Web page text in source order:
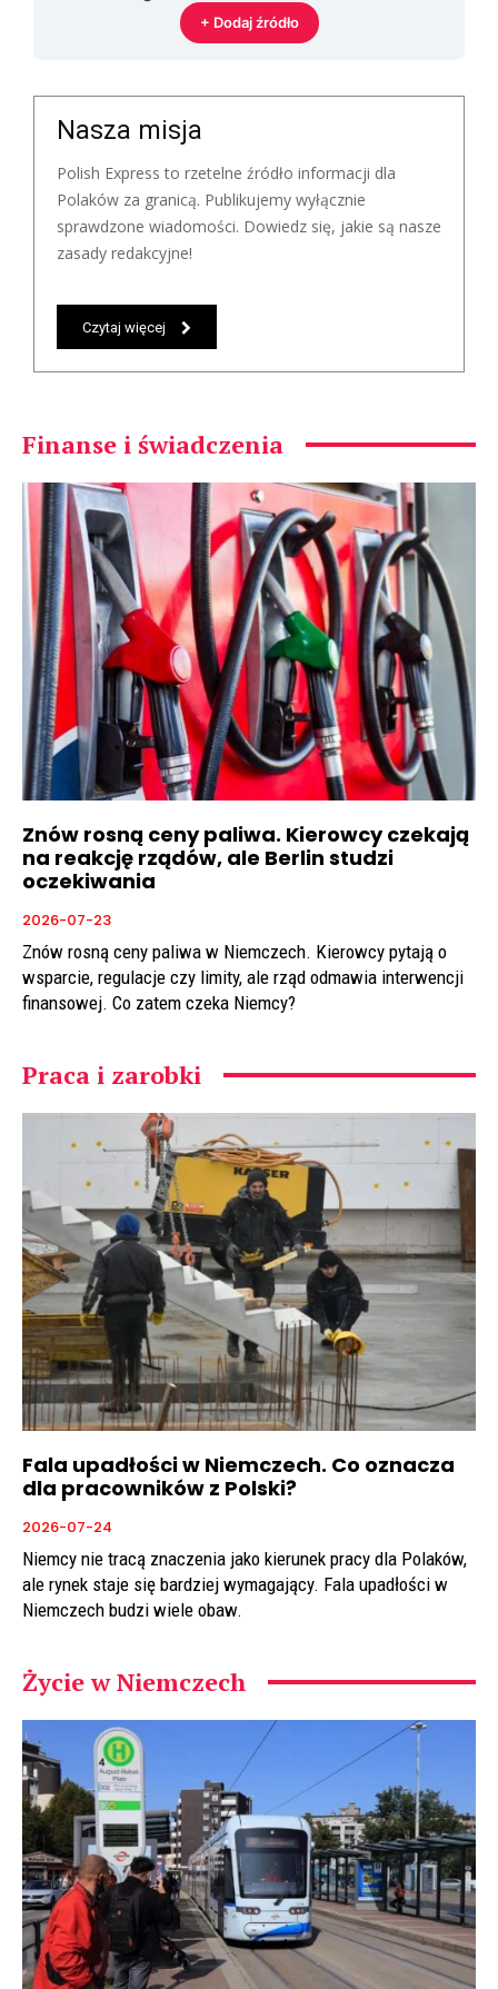
+ Dodaj źródło
Nasza misja
Polish Express to rzetelne źródło informacji dla
Polaków za granicą. Publikujemy wyłącznie
sprawdzone wiadomości. Dowiedz się, jakie są nasze
zasady redakcyjne!
Czytaj więcej
Finanse i świadczenia
Znów rosną ceny paliwa. Kierowcy czekają
na reakcję rządów, ale Berlin studzi
oczekiwania
2026-07-23
Znów rosną ceny paliwa w Niemczech. Kierowcy pytają o
wsparcie, regulacje czy limity, ale rząd odmawia interwencji
finansowej. Co zatem czeka Niemcy?
Praca i zarobki
Fala upadłości w Niemczech. Co oznacza
dla pracowników z Polski?
2026-07-24
Niemcy nie tracą znaczenia jako kierunek pracy dla Polaków,
ale rynek staje się bardziej wymagający. Fala upadłości w
Niemczech budzi wiele obaw.
Życie w Niemczech